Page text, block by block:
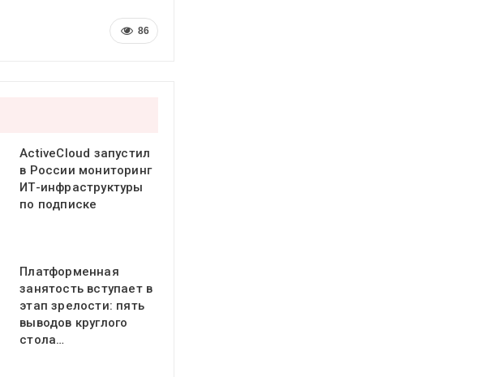
86
ActiveCloud запустил
в России мониторинг
ИТ-инфраструктуры
по подписке
Платформенная
занятость вступает в
этап зрелости: пять
выводов круглого
стола…